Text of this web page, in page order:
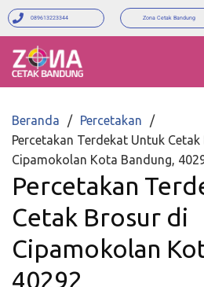
089613223344 Zona Cetak Bandung
Beranda
Percetakan
Percetakan Terdekat Untuk
Cipamokolan Kota Bandung,
Percetakan
Cetak Brosur di
Cipamokolan
40292